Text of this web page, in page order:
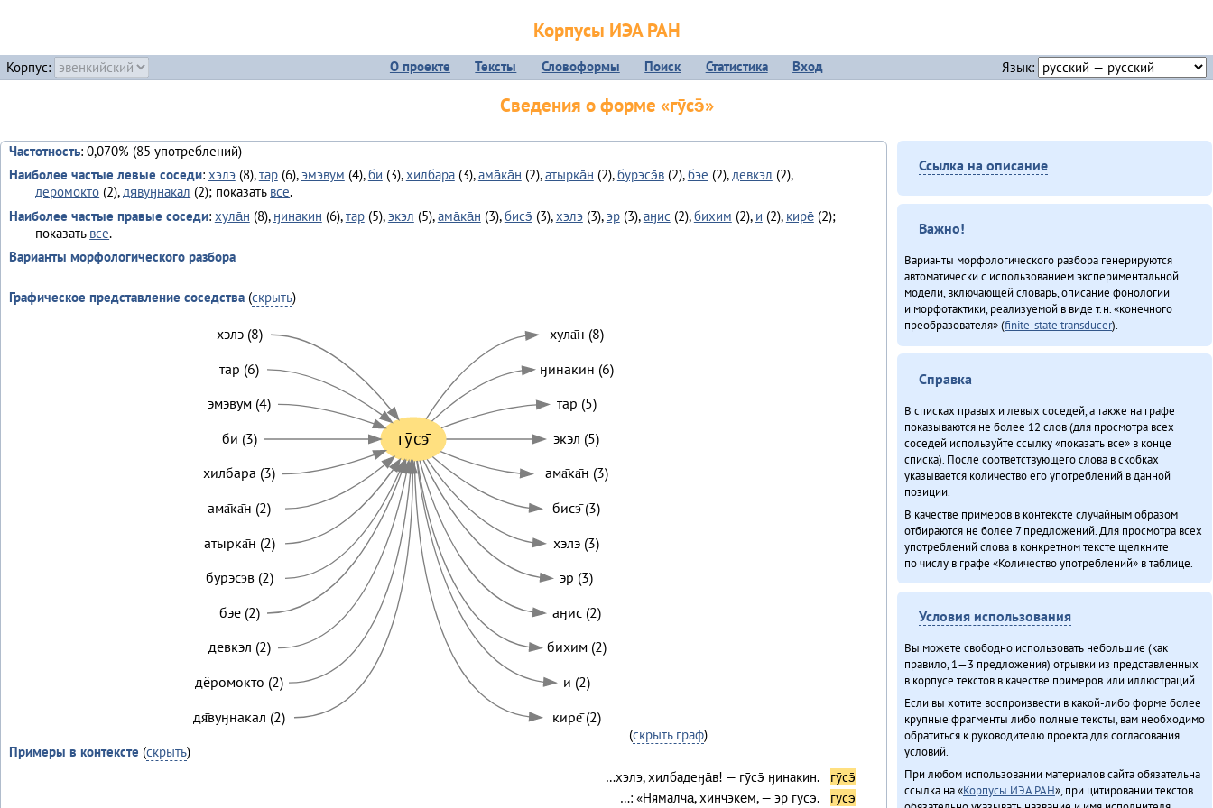
Корпусы ИЭА РАН
Корпус: О проекте Тексты Словоформы Поиск Статистика Вход Язык:
Сведения о форме «гӯсэ̄»
Частотность: 0,070% (85 употреблений)
Наиболее частые левые соседи: хэлэ(8),тар(6),эмэвум (4),би (3),хилбара(3),ама̄ка̄н (2),атырка̄н (2),бурэсэ̄в(2),бэе (2),девкэл (2),
дёромокто (2),дя̄вуӈнакал (2); показать все.
Наиболее частые правые соседи: хула̄н (8), ӈинакин (6),тар(5),экэл (5),ама̄ка̄н (3),бисэ̄ (3),хэлэ(3),эр(3),аӈис (2),бихим (2), и (2), кире̄(2);
показать все.
Варианты морфологического разбора
Графическое представление соседства(скрыть)
гӯсэ̄
хула̄н (8)
ӈинакин (6)
тар (5)
экэл (5)
ама̄ка̄н (3)
бисэ̄ (3)
хэлэ (3)
эр (3)
аӈис (2)
бихим (2)
и (2)
кире̄ (2)
хэлэ (8)
тар (6)
эмэвум (4)
би (3)
хилбара (3)
ама̄ка̄н (2)
атырка̄н (2)
бурэсэ̄в (2)
бэе (2)
девкэл (2)
дёромокто (2)
дя̄вуӈнакал (2)
(скрыть граф)
Примеры в контексте (скрыть)
…хэлэ, хилбадеӈа̄в! — гӯсэ̄ ӈинакин.
гӯсэ̄
…: «Нямалча̄, хинчэке̄м, — эр гӯсэ̄.
гӯсэ̄
Ссылка на описание
Важно!
Варианты морфологического разбора генерируются
автоматически с использованием экспериментальной
модели, включающей словарь, описание фонологии
и морфотактики, реализуемой в виде т.н. «конечного
преобразователя» (finite-state transducer).
Справка
В списках правых и левых соседей, а также на графе
показываются не более 12 слов (для просмотра всех
соседей используйте ссылку «показать все» в конце
списка). После соответствующего слова в скобках
указывается количество его употреблений в данной
позиции.
В качестве примеров в контексте случайным образом
отбираются не более 7 предложений. Для просмотра всех
употреблений слова в конкретном тексте щелкните
по числу в графе «Количество употреблений» в таблице.
Условия использования
Вы можете свободно использовать небольшие (как
правило, 1—3 предложения) отрывки из представленных
в корпусе текстов в качестве примеров или иллюстраций.
Если вы хотите воспроизвести в какой-либо форме более
крупные фрагменты либо полные тексты, вам необходимо
обратиться к руководителю проекта для согласования
условий.
При любом использовании материалов сайта обязательна
ссылка на «Корпусы ИЭА РАН», при цитировании текстов